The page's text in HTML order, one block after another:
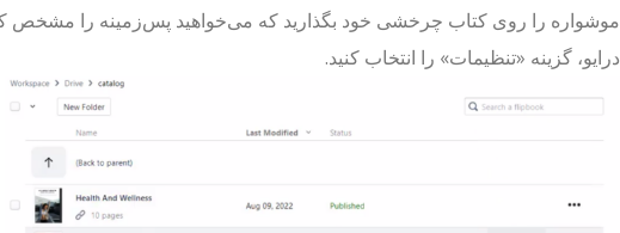
موشواره را روی کتاب چرخشی خود بگذارید که می‌خواهید پس‌زمینه را
درایو، گزینه «تنظیمات» را انتخاب کنید.